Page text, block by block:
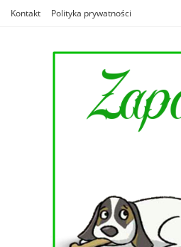
Kontakt Polityka prywatności